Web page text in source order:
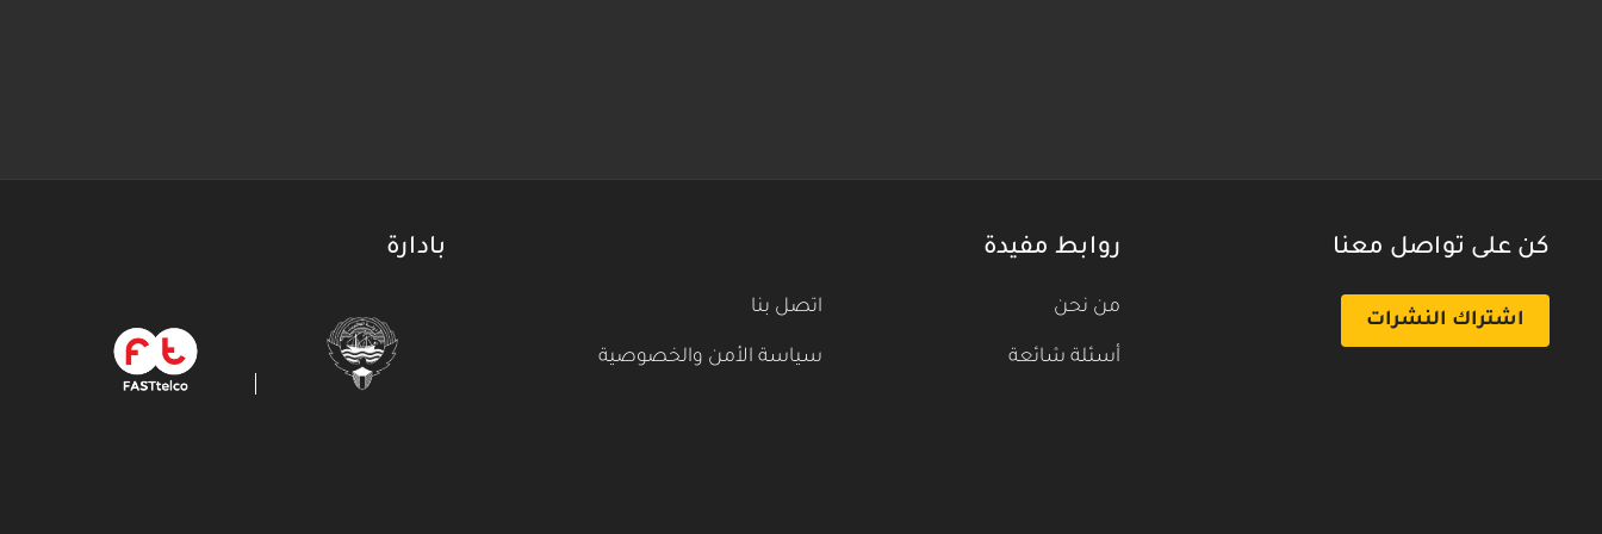
كن على تواصل معنا
اشتراك النشرات
روابط مفيدة
من نحن
أسئلة شائعة
اتصل بنا
سياسة الأمن والخصوصية
بادارة